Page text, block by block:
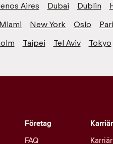
Aires Dubai Dublin
Miami New York Oslo
Taipei Tel Aviv Tokyo
Företag
FAQ